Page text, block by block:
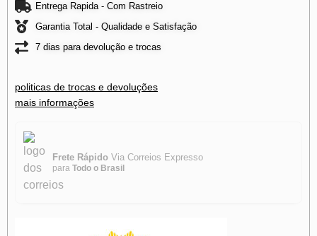
Entrega Rapida - Com Rastreio
Garantia Total - Qualidade e Satisfação
7 dias para devolução e trocas
politicas de trocas e devoluções
mais informações
Frete Rápido Via Correios Expresso
para Todo o Brasil